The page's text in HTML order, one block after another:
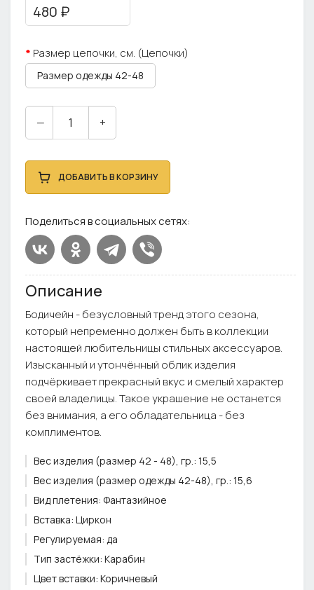
480 ₽
Размер цепочки, см. (Цепочки)
Размер одежды 42-48
— +
ДОБАВИТЬ В КОРЗИНУ
Поделиться в социальных сетях:
Описание
Бодичейн - безусловный тренд этого сезона,
который непременно должен быть в коллекции
настоящей любительницы стильных аксессуаров.
Изысканный и утончённый облик изделия
подчёркивает прекрасный вкус и смелый характер
своей владелицы. Такое украшение не останется
без внимания, а его обладательница - без
комплиментов.
Вес изделия (размер 42 - 48), гр.: 15,5
Вес изделия (размер одежды 42-48), гр.: 15,6
Вид плетения: Фантазийное
Вставка: Циркон
Регулируемая: да
Тип застёжки: Карабин
Цвет вставки: Коричневый